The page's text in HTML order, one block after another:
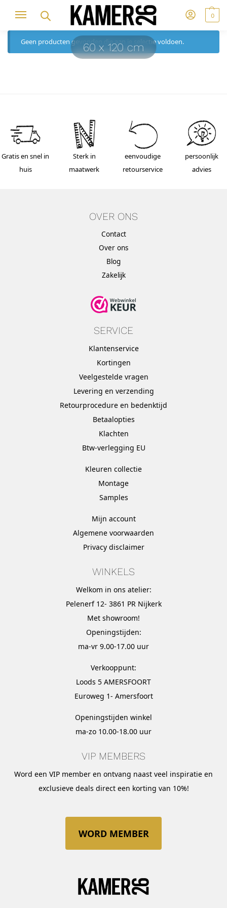
0
60 x 120 cm
Geen producten gevonden die aan je selectie voldoen.
Gratis en snel in
huis
Sterk in
maatwerk
eenvoudige
retourservice
persoonlijk
advies
OVER ONS
Contact
Over ons
Blog
Zakelijk
SERVICE
Klantenservice
Kortingen
Veelgestelde vragen
Levering en verzending
Retourprocedure en bedenktijd
Betaalopties
Klachten
Btw-verlegging EU
Kleuren collectie
Montage
Samples
Mijn account
Algemene voorwaarden
Privacy disclaimer
WINKELS
Welkom in ons atelier:
Pelenerf 12- 3861 PR Nijkerk
Met showroom!
Openingstijden:
ma-vr 9.00-17.00 uur
Verkooppunt:
Loods 5 AMERSFOORT
Euroweg 1- Amersfoort
Openingstijden winkel
ma-zo 10.00-18.00 uur
VIP MEMBERS
Word een VIP member en ontvang naast veel inspiratie en
exclusieve deals direct een korting van 10%!
WORD MEMBER